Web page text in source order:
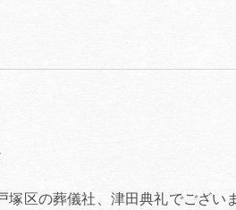
塚区の葬儀社、津田典礼でござい